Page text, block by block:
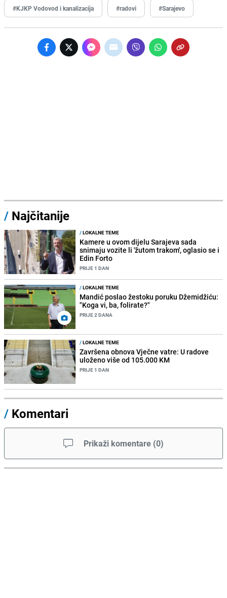
#KJKP Vodovod i kanalizacija #radovi #Sarajevo
/ Najčitanije
/LOKALNE TEME
Kamere u ovom dijelu Sarajeva sada
snimaju vozite li 'žutom trakom', oglasio se i
Edin Forto
PRIJE 1 DAN
/LOKALNE TEME
Mandić poslao žestoku poruku Džemidžiću:
"Koga vi, ba, folirate?"
PRIJE 2 DANA
/LOKALNE TEME
Završena obnova Vječne vatre: U radove
uloženo više od 105.000 KM
PRIJE 1 DAN
/ Komentari
Prikaži komentare (0)